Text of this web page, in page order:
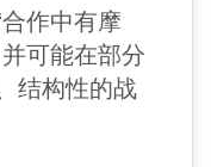
作中有摩
可能在部分
结构性的战